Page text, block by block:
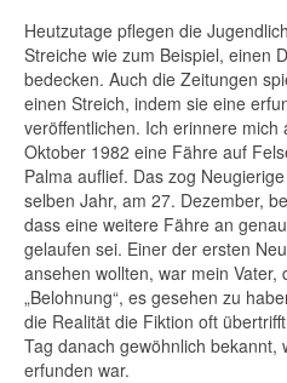
Heutzutage pflegen die
Streiche wie zum Beispiel, einen
bedecken. Auch die Zeitungen
einen Streich, indem sie eine
veröffentlichen. Ich erinnere mich
Oktober 1982 eine Fähre auf
Palma auflief. Das zog
selben Jahr, am 27. Dezember,
dass eine weitere Fähre an
gelaufen sei. Einer der ersten
ansehen wollten, war mein Vater,
„Belohnung“, es gesehen zu
die Realität die Fiktion oft
Tag danach gewöhnlich bekannt,
erfunden war.